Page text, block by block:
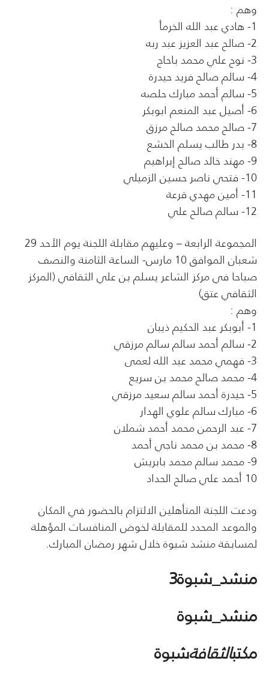
وهم :
1- هادي عبد الله الخرمأ
2- صالح عبد العزيز عبد ربه
3- نوح علي محمد باحاج
4- سالم صالح فريد حيدرة
5- سالم أحمد مبارك حلصه
6- أصيل عبد المنعم ابوبكر
7- صالح محمد صالح مرزق
8- بدر طالب يسلم الخشع
9- مهند خالد صالح إبراهيم
10- فتحي ناصر حسين الزميلي
11- أمين مهدي قرعة
12- سالم صالح علي
المجموعة الرابعة – وعليهم مقابلة اللجنة يوم الأحد 29
شعبان الموافق 10 مارس- الساعة الثامنة والنصف
صباحا في مركز الشاعر يسلم بن علي الثقافي (المركز
الثقافي عتق)
وهم :
1- أبوبكر عبد الحكيم ذيبان
2- سالم أحمد سالم سالم مرزقي
3- فهمي محمد عبد الله لعمى
4- محمد صالح محمد بن سريع
5- حيدرة أحمد سالم سعيد مرزقي
6- مبارك سالم علوي الهدار
7- عبد الرحمن محمد أحمد شملان
8- محمد بن محمد ناجي أحمد
9- محمد سالم محمد بابريش
10 أحمد علي صالح الحداد
ودعت اللجنة المتأهلين الالتزام بالحضور في المكان
والموعد المحدد للمقابلة لخوض المنافسات المؤهلة
لمسابقة منشد شبوة خلال شهر رمضان المبارك.
منشد_شبوة3
منشد_شبوة
مكتبالثقافةشبوة